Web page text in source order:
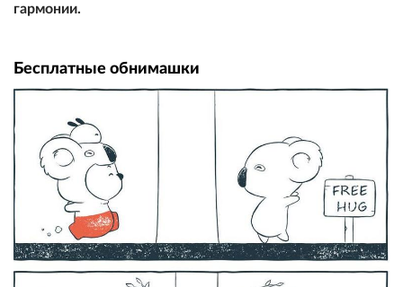
гармонии.
Бесплатные обнимашки